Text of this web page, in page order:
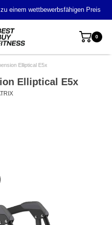
einem wettbewerbsfähigen Preis
0
Elliptical E5x
Elliptical E5x